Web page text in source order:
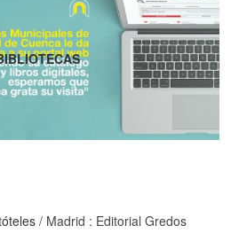
/ Madrid : Editorial Gredos